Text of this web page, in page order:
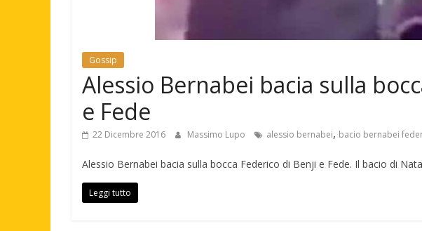
Gossip
Alessio Bernabei bacia sulla
e Fede
22 Dicembre 2016 Massimo Lupo alessio bernabei, bacio bernabei
Alessio Bernabei bacia sulla bocca Federico di Benji e Fede. Il bacio di
Leggi tutto